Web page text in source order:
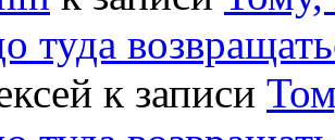
туда
к записи